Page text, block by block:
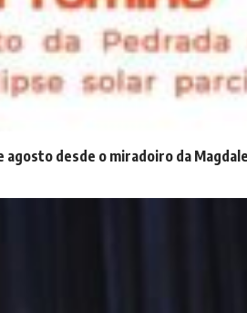
agosto desde o miradoiro da